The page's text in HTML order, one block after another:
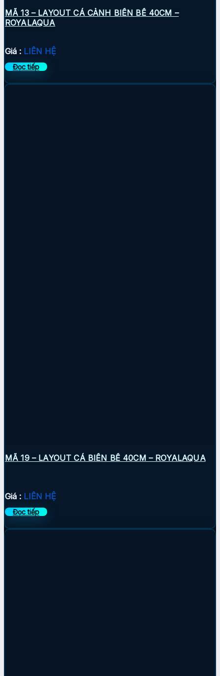
MÃ 13 – LAYOUT CÁ CẢNH BIỂN BỂ 40CM –
ROYALAQUA
Giá : LIÊN HỆ
Đọc tiếp
MÃ 19 – LAYOUT CÁ BIỂN BỂ 40CM – ROYALAQUA
Giá : LIÊN HỆ
Đọc tiếp